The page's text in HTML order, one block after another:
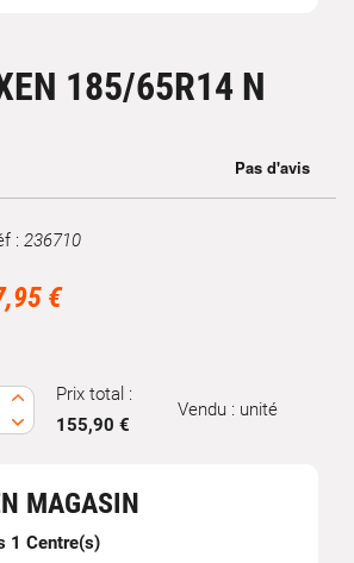
185/65R14 N
: 236710
€
Prix total :
155,90 €
Vendu : unité
MAGASIN
1 Centre(s)